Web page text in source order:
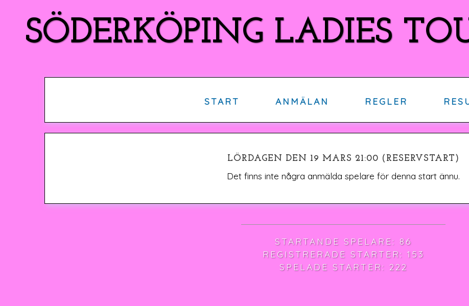
SÖDERKÖPING LADIES
START ANMÄLAN REGLER
LÖRDAGEN DEN 19 MARS 21:00 (RESERVSTART)
Det finns inte några anmälda spelare för denna start ännu.
STARTANDE SPELARE: 86
REGISTRERADE STARTER: 153
SPELADE STARTER: 222